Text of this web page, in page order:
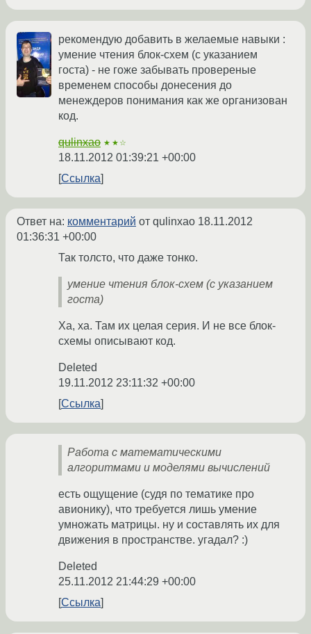
рекомендую добавить в желаемые навыки :
умение чтения блок-схем (с указанием
госта) - не гоже забывать провереные
временем способы донесения до
менеждеров понимания как же организован
код.
qulinxao ★★☆
18.11.2012 01:39:21 +00:00
Ссылка
Ответ на: комментарий от qulinxao 18.11.2012
01:36:31 +00:00
Так толсто, что даже тонко.
умение чтения блок-схем (с указанием
госта)
Ха, ха. Там их целая серия. И не все блок-
схемы описывают код.
Deleted
19.11.2012 23:11:32 +00:00
Ссылка
Работа с математическими
алгоритмами и моделями вычислений
есть ощущение (судя по тематике про
авионику), что требуется лишь умение
умножать матрицы. ну и составлять их для
движения в пространстве. угадал? :)
Deleted
25.11.2012 21:44:29 +00:00
Ссылка